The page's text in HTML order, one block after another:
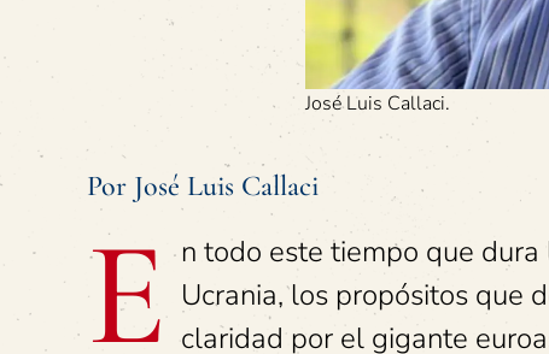
José Luis Callaci.
Por José Luis Callaci
E n todo este tiempo que
Ucrania, los propósitos que
claridad por el gigante